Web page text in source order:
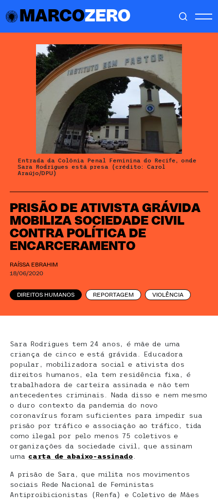
MARCOZERO
PRISÃO DE ATIVISTA GRÁVIDA
MOBILIZA SOCIEDADE CIVIL
CONTRA POLÍTICA DE
ENCARCERAMENTO
RAÍSSA EBRAHIM
18/06/2020
DIREITOS HUMANOS REPORTAGEM VIOLÊNCIA
Entrada da Colônia Penal Feminina do Recife, onde
Sara Rodrigues está presa (crédito: Carol
Araújo/DPU)
Sara Rodrigues tem 24 anos, é mãe de uma
criança de cinco e está grávida. Educadora
popular, mobilizadora social e ativista dos
direitos humanos, ela tem residência fixa, é
trabalhadora de carteira assinada e não tem
antecedentes criminais. Nada disso e nem mesmo
o duro contexto da pandemia do novo
coronavírus foram suficientes para impedir sua
prisão por tráfico e associação ao tráfico, tida
como ilegal por pelo menos 75 coletivos e
organizações da sociedade civil, que assinam
uma carta de abaixo-assinado
A prisão de Sara, que milita nos movimentos
sociais Rede Nacional de Feministas
Antiproibicionistas (Renfa) e Coletivo de Mães